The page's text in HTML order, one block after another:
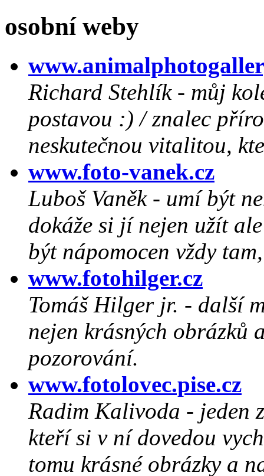
osobní weby
Richard Stehlík - můj
postavou :) / znalec
neskutečnou vitalitou,
www.foto-vanek.cz
Luboš Vaněk - umí být
dokáže si jí nejen užít
být nápomocen vždy
www.fotohilger.cz
Tomáš Hilger jr. - další
nejen krásných
pozorování.
www.fotolovec.pise.cz
Radim Kalivoda - jeden
kteří si v ní dovedou
tomu krásné obrázky a